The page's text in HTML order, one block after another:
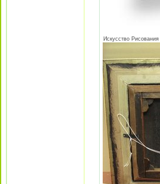
Искусство